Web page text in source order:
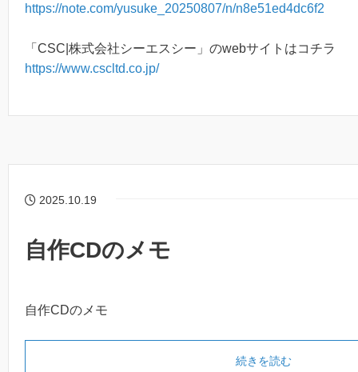
https://note.com/yusuke_20250807/n/n8e51ed4dc6f2
「CSC|株式会社シーエスシー」のwebサイトはコチラ
https://www.cscltd.co.jp/
2025.10.19
自作CDのメモ
自作CDのメモ
続きを読む